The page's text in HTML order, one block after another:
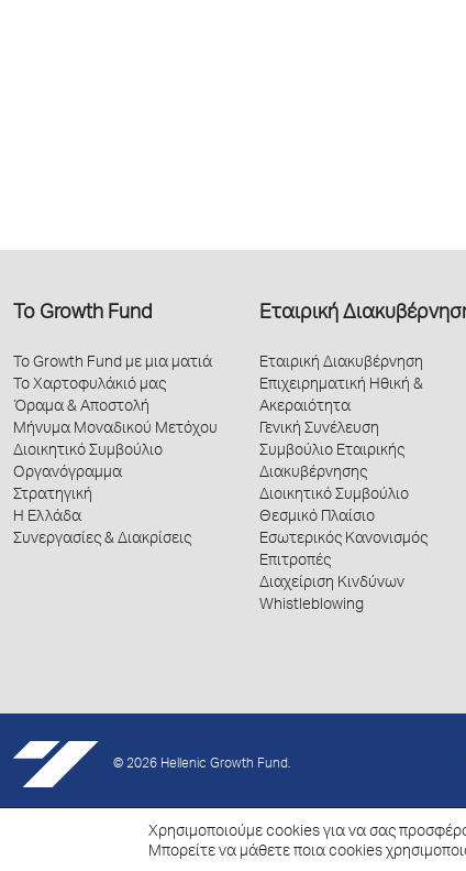
Το Growth Fund
Το Growth Fund με μια ματιά
Το Χαρτοφυλάκιό μας
Όραμα & Αποστολή
Μήνυμα Μοναδικού Μετόχου
Διοικητικό Συμβούλιο
Οργανόγραμμα
Στρατηγική
Η Ελλάδα
Συνεργασίες & Διακρίσεις
Εταιρική
Εταιρική Διακυβέρνηση
Επιχειρηματική Ηθική &
Ακεραιότητα
Γενική Συνέλευση
Συμβούλιο Εταιρικής
Διακυβέρνησης
Διοικητικό Συμβούλιο
Θεσμικό Πλαίσιο
Εσωτερικός Κανονισμός
Επιτροπές
Διαχείριση Κινδύνων
Whistleblowing
© 2026 Hellenic Growth Fund.
Χρησιμοποιούμε cookies για να σας
Μπορείτε να μάθετε ποια cookies